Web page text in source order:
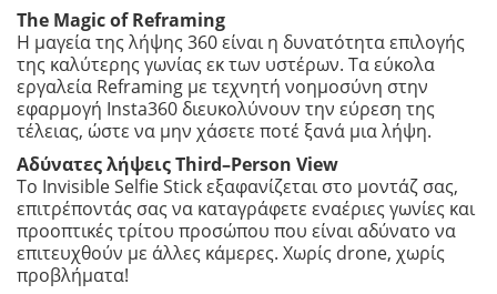
The Magic of Reframing
Η μαγεία της λήψης 360 είναι η δυνατότητα επιλογής
της καλύτερης γωνίας εκ των υστέρων. Τα εύκολα
εργαλεία Reframing με τεχνητή νοημοσύνη στην
εφαρμογή Insta360 διευκολύνουν την εύρεση της
τέλειας, ώστε να μην χάσετε ποτέ ξανά μια λήψη.
Αδύνατες λήψειςThird–Person View
Το Invisible Selfie Stick εξαφανίζεται στο μοντάζ σας,
επιτρέποντάς σας να καταγράφετε εναέριες γωνίες και
προοπτικές τρίτου προσώπου που είναι αδύνατο να
επιτευχθούν με άλλες κάμερες. Χωρίς drone, χωρίς
προβλήματα!